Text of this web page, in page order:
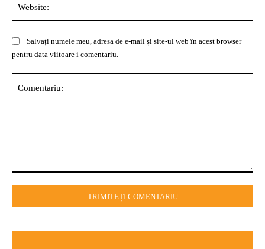
Salvați numele meu, adresa de e-mail și site-ul web în acest browser
pentru data viitoare i comentariu.